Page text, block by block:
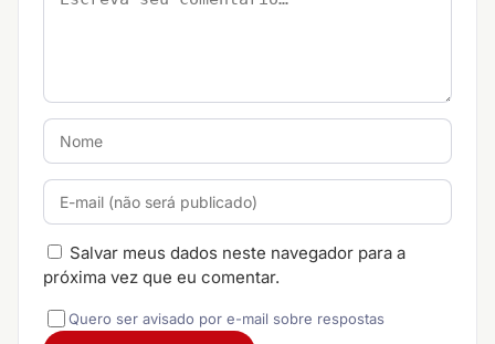
Salvar meus dados neste navegador para a
próxima vez que eu comentar.
Quero ser avisado por e-mail sobre respostas